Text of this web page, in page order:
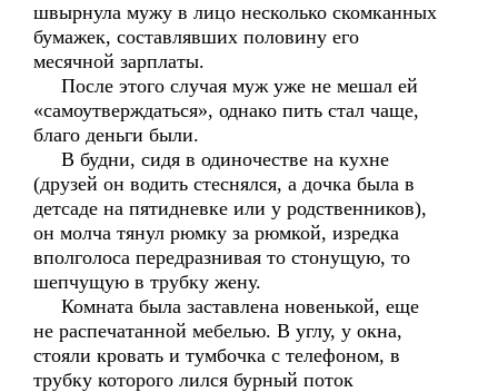
швырнула мужу в лицо несколько скомканных
бумажек, составлявших половину его
месячной зарплаты.
После этого случая муж уже не мешал ей
«самоутверждаться», однако пить стал чаще,
благо деньги были.
В будни, сидя в одиночестве на кухне
(друзей он водить стеснялся, а дочка была в
детсаде на пятидневке или у родственников),
он молча тянул рюмку за рюмкой, изредка
вполголоса передразнивая то стонущую, то
шепчущую в трубку жену.
Комната была заставлена новенькой, еще
не распечатанной мебелью. В углу, у окна,
стояли кровать и тумбочка с телефоном, в
трубку которого лился бурный поток